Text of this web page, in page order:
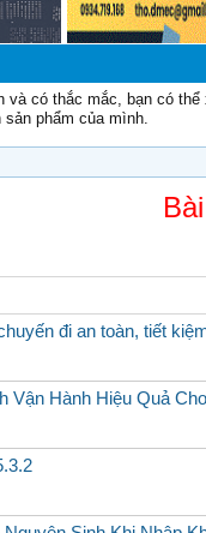
và có thắc mắc, bạn có
sản phẩm của mình.
đi an toàn, tiết
Vận Hành Hiệu Quả